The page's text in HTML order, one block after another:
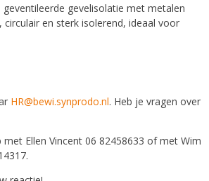
geventileerde gevelisolatie met metalen
circulair en sterk isolerend, ideaal voor
HR@bewi.synprodo.nl. Heb je vragen over
Ellen Vincent 06 82458633 of met Wim